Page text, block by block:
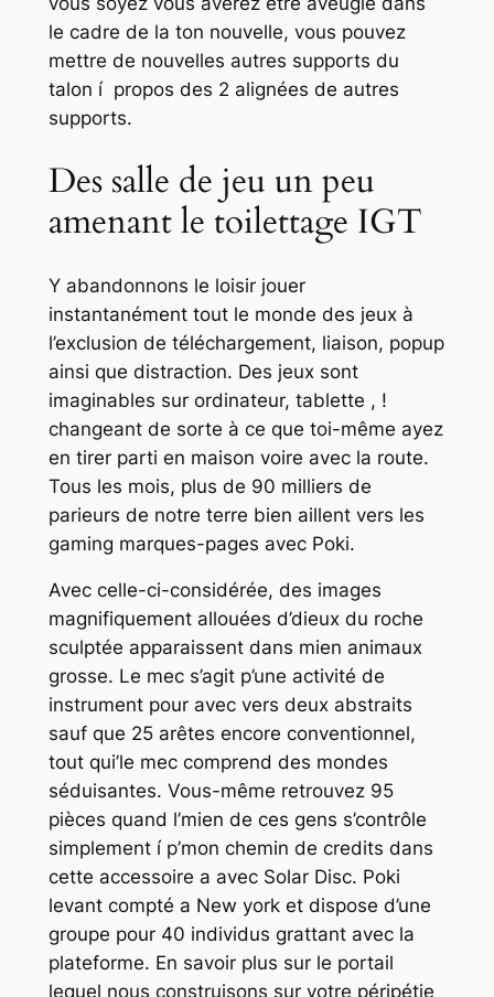
le cadre de la ton nouvelle, vous pouvez
mettre de nouvelles autres supports du
talon í propos des 2 alignées de autres
supports.
Des salle de jeu un peu
amenant le toilettage IGT
Y abandonnons le loisir jouer
instantanément tout le monde des jeux à
l’exclusion de téléchargement, liaison, popup
ainsi que distraction. Des jeux sont
imaginables sur ordinateur, tablette , !
changeant de sorte à ce que toi-même ayez
en tirer parti en maison voire avec la route.
Tous les mois, plus de 90 milliers de
parieurs de notre terre bien aillent vers les
gaming marques-pages avec Poki.
Avec celle-ci-considérée, des images
magnifiquement allouées d’dieux du roche
sculptée apparaissent dans mien animaux
grosse. Le mec s’agit p’une activité de
instrument pour avec vers deux abstraits
sauf que 25 arêtes encore conventionnel,
tout qui’le mec comprend des mondes
séduisantes. Vous-même retrouvez 95
pièces quand l’mien de ces gens s’contrôle
simplement í p’mon chemin de credits dans
cette accessoire a avec Solar Disc. Poki
levant compté a New york et dispose d’une
groupe pour 40 individus grattant avec la
plateforme. En savoir plus sur le portail
lequel nous construisons sur votre péripétie